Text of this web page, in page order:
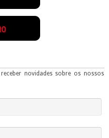
novidades sobre os nossos